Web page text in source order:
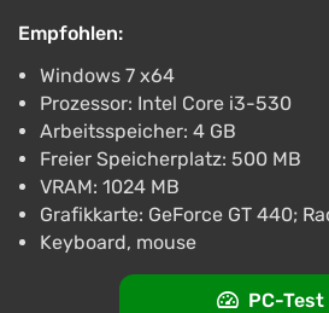
PC
ggsel 4.2457 Bewertungen
Unterstützung bei VGTimes
In Stars and Time Steam Key GLOBAL
€11.35
ggsel
457 Bewertungen
Unterstützung bei VGTimes
Empfohlen:
Windows 7 x64
Prozessor: Intel Core i3-530
Arbeitsspeicher: 4 GB
Freier Speicherplatz: 500 MB
VRAM: 1024 MB
Grafikkarte: GeForce GT 440;
Keyboard, mouse
PC-Test